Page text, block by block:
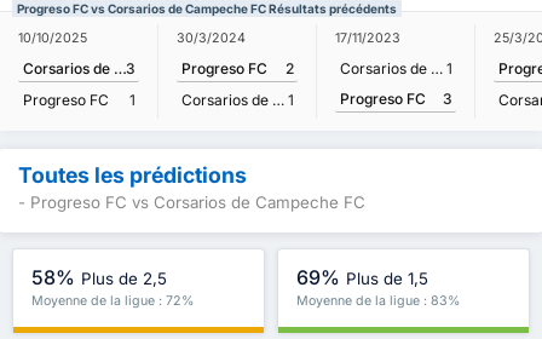
Progreso FC vs Corsarios de Campeche FC Résultats précédents
10/10/2025
Corsarios de Campeche FC3
Progreso FC
1
30/3/2024
Progreso FC
2
Corsarios de Campeche FC 1
17/11/2023
Corsarios de Campeche FC 1
Progreso FC
3
25/3/
Toutes les prédictions
- Progreso FC vs Corsarios de Campeche FC
58% Plus de 2,5
Moyenne de la ligue : 72%
69% Plus de 1,5
Moyenne de la ligue : 83%